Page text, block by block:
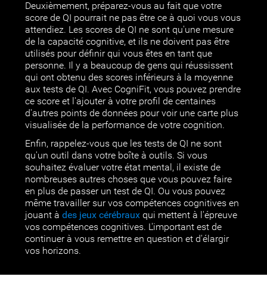
Deuxièmement, préparez-vous au fait que votre
score de QI pourrait ne pas être ce à quoi vous vous
attendiez. Les scores de QI ne sont qu'une mesure
de la capacité cognitive, et ils ne doivent pas être
utilisés pour définir qui vous êtes en tant que
personne. Il y a beaucoup de gens qui réussissent
qui ont obtenu des scores inférieurs à la moyenne
aux tests de QI. Avec CogniFit, vous pouvez prendre
ce score et l'ajouter à votre profil de centaines
d'autres points de données pour voir une carte plus
visualisée de la performance de votre cognition.
Enfin, rappelez-vous que les tests de QI ne sont
qu'un outil dans votre boîte à outils. Si vous
souhaitez évaluer votre état mental, il existe de
nombreuses autres choses que vous pouvez faire
en plus de passer un test de QI. Ou vous pouvez
même travailler sur vos compétences cognitives en
jouant àdes jeux cérébraux qui mettent à l'épreuve
vos compétences cognitives. L'important est de
continuer à vous remettre en question et d'élargir
vos horizons.